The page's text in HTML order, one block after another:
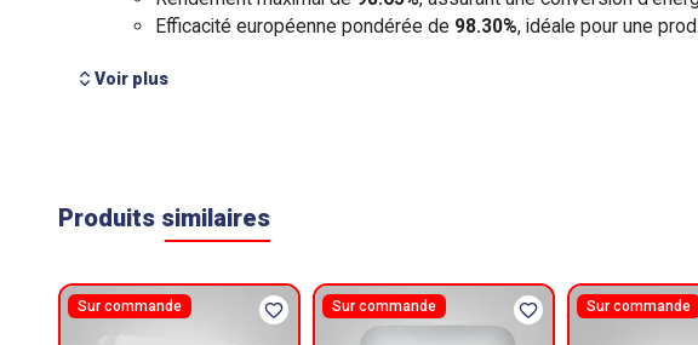
Voir plus
Produits similaires
Sur commande Sur commande Sur commande